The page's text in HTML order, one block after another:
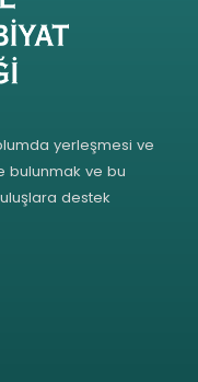
yerleşmesi ve
bulunmak ve bu
destek